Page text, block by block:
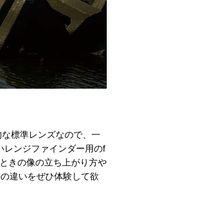
標準レンズなので、一
レンジファインダー用のf
きの像の立ち上がり方や
違いをぜひ体験して欲